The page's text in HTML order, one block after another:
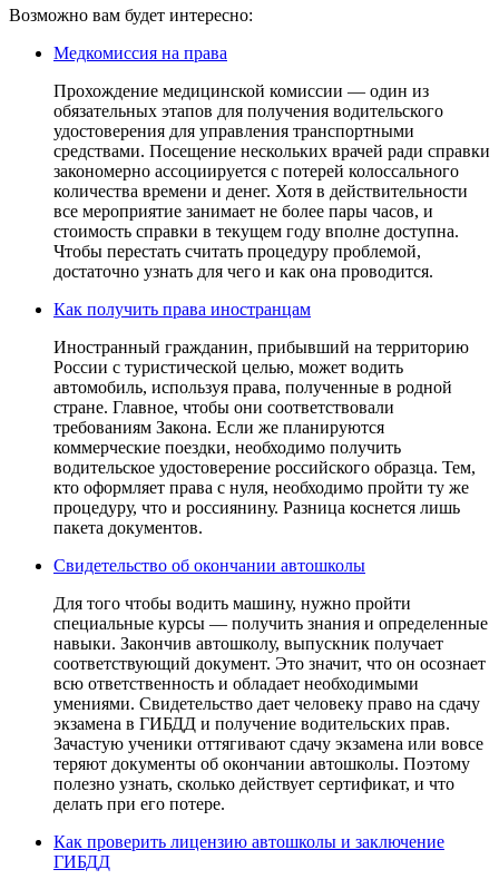
Возможно вам будет интересно:
Медкомиссия на права
Прохождение медицинской комиссии — один из
обязательных этапов для получения водительского
удостоверения для управления транспортными
средствами. Посещение нескольких врачей ради справки
закономерно ассоциируется с потерей колоссального
количества времени и денег. Хотя в действительности
все мероприятие занимает не более пары часов, и
стоимость справки в текущем году вполне доступна.
Чтобы перестать считать процедуру проблемой,
достаточно узнать для чего и как она проводится.
Как получить права иностранцам
Иностранный гражданин, прибывший на территорию
России с туристической целью, может водить
автомобиль, используя права, полученные в родной
стране. Главное, чтобы они соответствовали
требованиям Закона. Если же планируются
коммерческие поездки, необходимо получить
водительское удостоверение российского образца. Тем,
кто оформляет права с нуля, необходимо пройти ту же
процедуру, что и россиянину. Разница коснется лишь
пакета документов.
Свидетельство об окончании автошколы
Для того чтобы водить машину, нужно пройти
специальные курсы — получить знания и определенные
навыки. Закончив автошколу, выпускник получает
соответствующий документ. Это значит, что он осознает
всю ответственность и обладает необходимыми
умениями. Свидетельство дает человеку право на сдачу
экзамена в ГИБДД и получение водительских прав.
Зачастую ученики оттягивают сдачу экзамена или вовсе
теряют документы об окончании автошколы. Поэтому
полезно узнать, сколько действует сертификат, и что
делать при его потере.
Как проверить лицензию автошколы и заключение
ГИБДД